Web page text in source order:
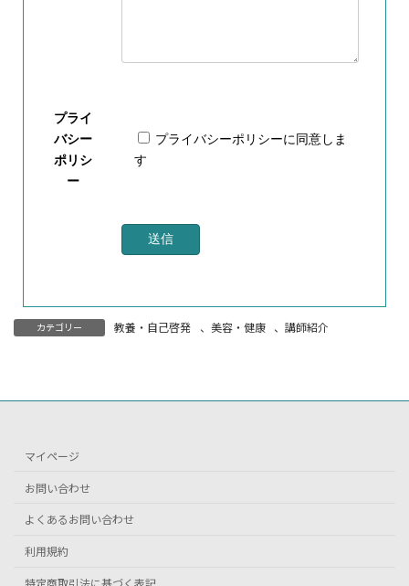
プライ
バシー
ポリシ
ー
プライバシーポリシーに同意しま
す
カテゴリー 教養・自己啓発 、 美容・健康 、講師紹介
マイページ
お問い合わせ
よくあるお問い合わせ
利用規約